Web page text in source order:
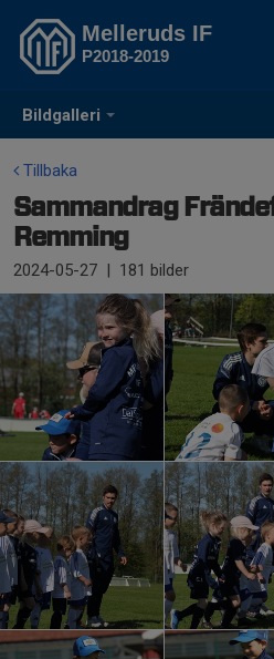
Bildgalleri
Melleruds IF
P2018-2019
Tillbaka
Sammandrag
Remming
2024-05-27 | 181 bilder